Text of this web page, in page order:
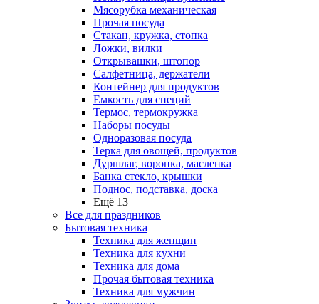
Мясорубка механическая
Прочая посуда
Стакан, кружка, стопка
Ложки, вилки
Открывашки, штопор
Салфетница, держатели
Контейнер для продуктов
Емкость для специй
Термос, термокружка
Наборы посуды
Одноразовая посуда
Терка для овощей, продуктов
Дуршлаг, воронка, масленка
Банка стекло, крышки
Поднос, подставка, доска
Ещё 13
Все для праздников
Бытовая техника
Техника для женщин
Техника для кухни
Техника для дома
Прочая бытовая техника
Техника для мужчин